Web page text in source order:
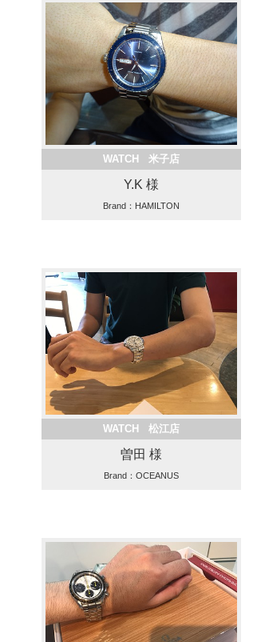
WATCH 米子店
Y.K 様
Brand：HAMILTON
WATCH 松江店
曽田 様
Brand：OCEANUS